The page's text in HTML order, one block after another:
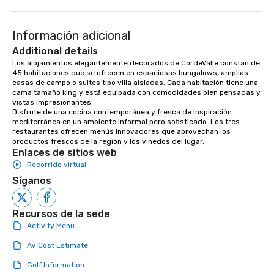
place at multiple restaurants, with
walking in between, there are
countless opportunities to interact
with different people when you sit
down at each venue and as you
traverse along the way. Our
experiences not only provide more
ways to network, but a more convivial
way to do so. Large Groups Welcome
Lip Smacking Foodie Tours is ideal for
groups, small or large. Our
groups from as few as 1 to as many
as 500 guests, making us an ideal
choice for any corporate group event.
Stress-Free Booking Process Booking
more easily. You’ll take comfort
Información adicional
Additional details
Los alojamientos elegantemente decorados de CordeValle constan de
45 habitaciones que se ofrecen en espaciosos bungalows, amplias
casas de campo o suites tipo villa aisladas. Cada habitación tiene una
cama tamaño king y está equipada con comodidades bien pensadas y
vistas impresionantes.
Disfrute de una cocina contemporánea y fresca de inspiración
mediterránea en un ambiente informal pero sofisticado. Los tres
restaurantes ofrecen menús innovadores que aprovechan los
productos frescos de la región y los viñedos del lugar.
Enlaces de sitios web
Recorrido virtual
Síganos
Recursos de la sede
Activity Menu
AV Cost Estimate
Golf Information